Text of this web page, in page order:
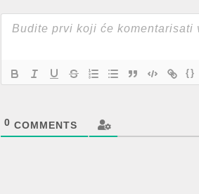
{}
0 COMMENTS